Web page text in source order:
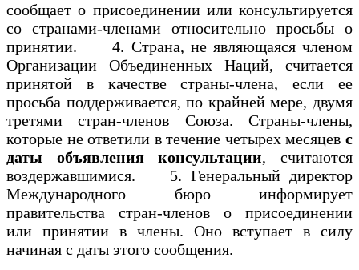
сообщает о присоединении или консультируется
со странами-членами относительно просьбы о
принятии. 4. Страна, не являющаяся членом
Организации Объединенных Наций, считается
принятой в качестве страны-члена, если ее
просьба поддерживается, по крайней мере, двумя
третями стран-членов Союза. Страны-члены,
которые не ответили в течение четырех месяцев с
даты объявления консультации, считаются
воздержавшимися. 5. Генеральный директор
Международного бюро информирует
правительства стран-членов о присоединении
или принятии в члены. Оно вступает в силу
начиная с даты этого сообщения.